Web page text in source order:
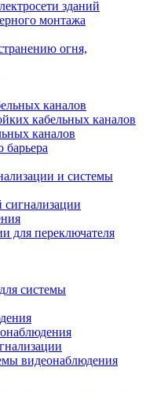
зданий
монтажа
огня,
каналов
кабельных каналов
каналов
барьера
и системы
для переключателя
системы
видеонаблюдения